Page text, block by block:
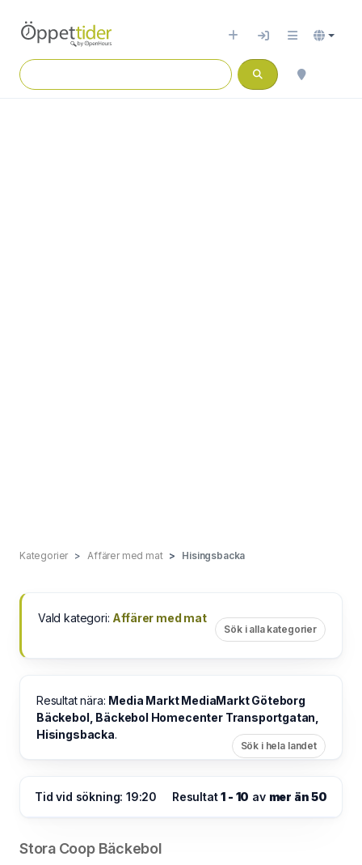
Kategorier Affärer med mat Hisingsbacka
Vald kategori: Affärer med mat
Sök i alla kategorier
Resultat nära: Media Markt MediaMarkt Göteborg
Bäckebol, Bäckebol Homecenter Transportgatan,
Hisingsbacka.
Sök i hela landet
Tid vid sökning: 19:20 Resultat1 - 10 av mer än 50
Stora Coop Bäckebol